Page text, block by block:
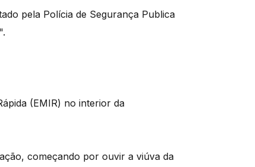
pela Polícia de Segurança Publica
(EMIR) no interior da
começando por ouvir a viúva da